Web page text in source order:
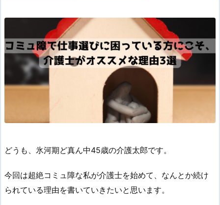
どうも、氷河期ど真ん中45歳の介護太郎です。
今回は超絶コミュ障な私が介護士を始めて、なんとか続け
られている理由を書いていきたいと思います。